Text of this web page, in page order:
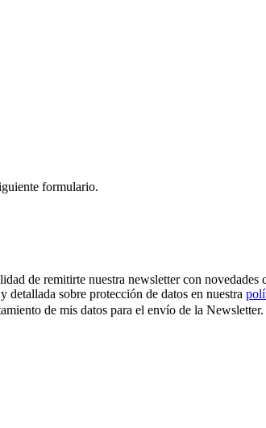
formulario.
de remitirte nuestra newsletter con novedades
sobre protección de datos en nuestra
de mis datos para el envío de la Newsletter.